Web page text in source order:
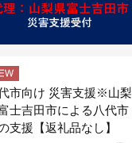
市向け 災害支援※山梨
士吉田市による八代市
支援【返礼品なし】